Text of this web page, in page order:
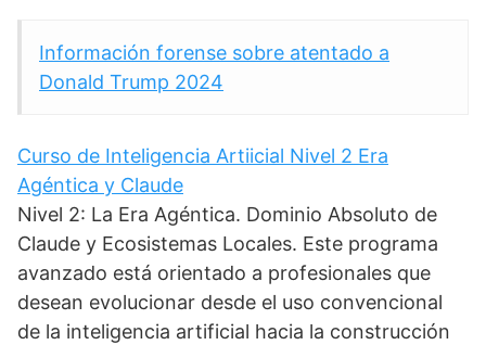
Información forense sobre atentado a
Donald Trump 2024
Curso de Inteligencia Artiicial Nivel 2 Era
Agéntica y Claude
Nivel 2: La Era Agéntica. Dominio Absoluto de
Claude y Ecosistemas Locales. Este programa
avanzado está orientado a profesionales que
desean evolucionar desde el uso convencional
de la inteligencia artificial hacia la construcción